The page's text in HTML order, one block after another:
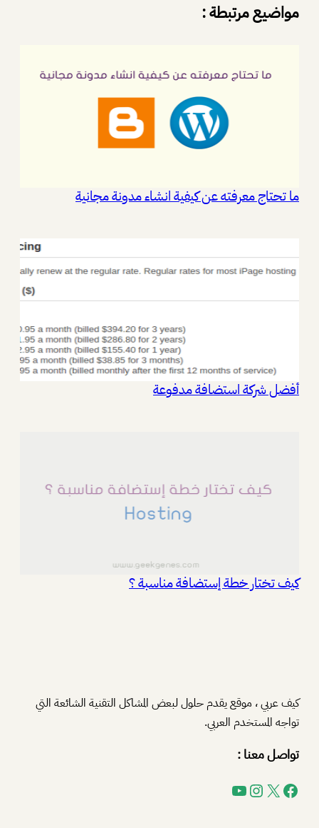
مواضيع مرتبطة :
ما تحتاج معرفته عن كيفية انشاء مدونة مجانية
أفضل شركة استضافة مدفوعة
كيف تختار خطة إستضافة مناسبة ؟
كيف عربي ، موقع يقدم حلول لبعض المشاكل التقنية الشائعة التي
تواجه المستخدم العربي.
تواصل معنا :
فيسبوك إكسإنستجرام يوتيوب